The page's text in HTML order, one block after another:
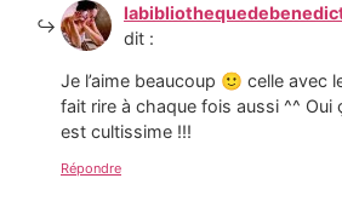
dit :
Je l’aime beaucoup 🙂 celle avec
fait rire à chaque fois aussi ^^ Oui
est cultissime !!!
Répondre